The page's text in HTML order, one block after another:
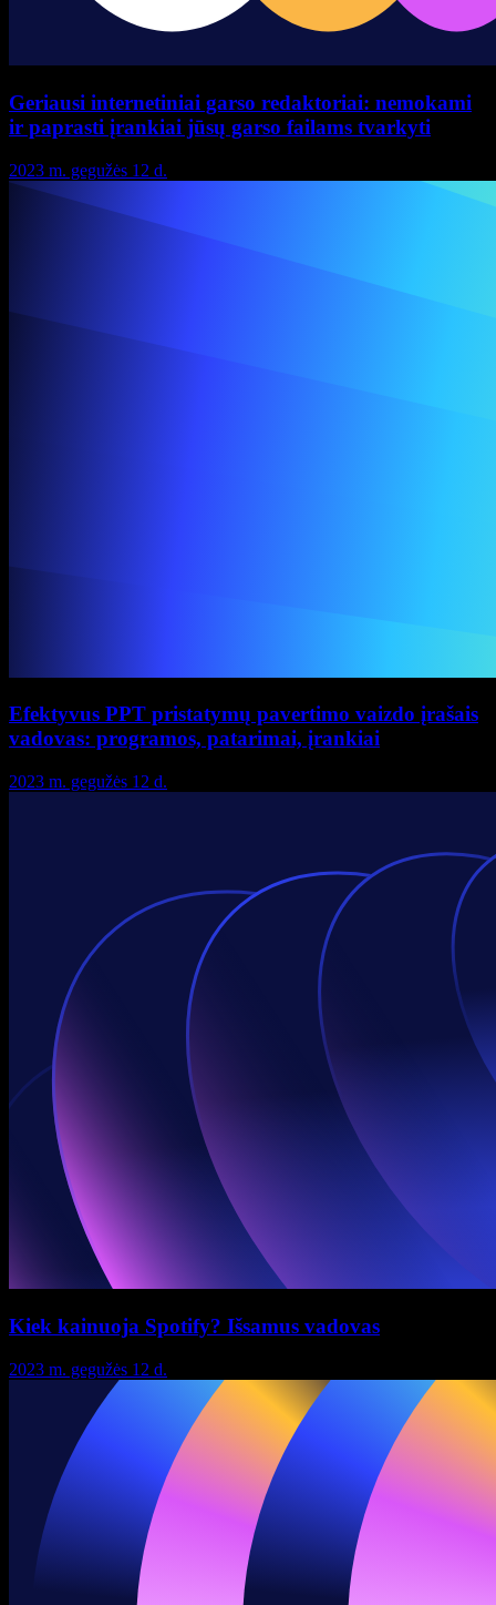
Geriausi internetiniai garso redaktoriai: nemokami
ir paprasti įrankiai jūsų garso failams tvarkyti
2023 m. gegužės 12 d.
Efektyvus PPT pristatymų pavertimo vaizdo įrašais
vadovas: programos, patarimai, įrankiai
2023 m. gegužės 12 d.
Kiek kainuoja Spotify? Išsamus vadovas
2023 m. gegužės 12 d.